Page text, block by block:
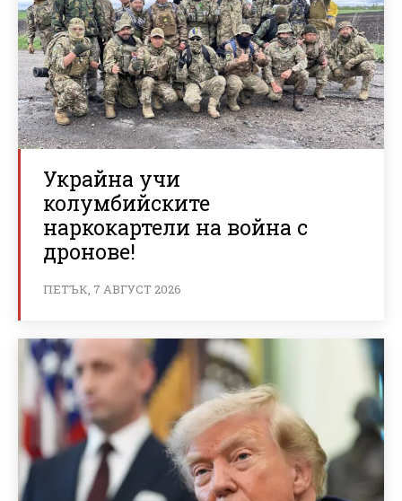
Украйна учи
колумбийските
наркокартели на война с
дронове!
ПЕТЪК, 7 АВГУСТ 2026